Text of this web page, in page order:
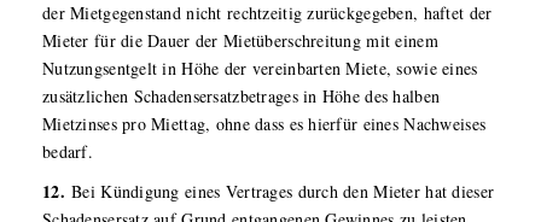
der Mietgegenstand nicht rechtzeitig zurückgegeben, haftet der
Mieter für die Dauer der Mietüberschreitung mit einem
Nutzungsentgelt in Höhe der vereinbarten Miete, sowie eines
zusätzlichen Schadensersatzbetrages in Höhe des halben
Mietzinses pro Miettag, ohne dass es hierfür eines Nachweises
bedarf.
12.Bei Kündigung eines Vertrages durch den Mieter hat dieser